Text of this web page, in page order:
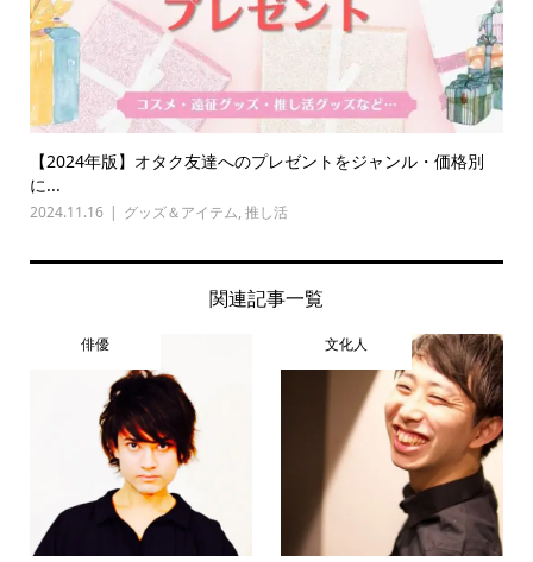
【2024年版】オタク友達へのプレゼントをジャンル・価格別
に...
2024.11.16 グッズ＆アイテム, 推し活
関連記事一覧
俳優 文化人